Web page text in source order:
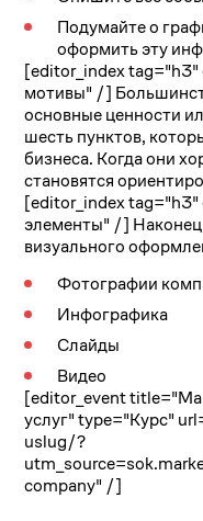
Подумайте о
оформить эту
[editor_index
мотивы" /]
основные ценности
шесть пунктов,
бизнеса. Когда они
становятся
[editor_index
элементы" /]
визуального
Фотографии
Инфографика
Слайды
Видео
[editor_event
услуг" type="Курс"
uslug/?
company" /]